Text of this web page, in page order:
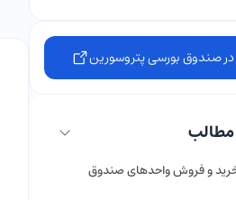
در صندوق بورسی پتروسورین
و فروش واحدهای صندوق